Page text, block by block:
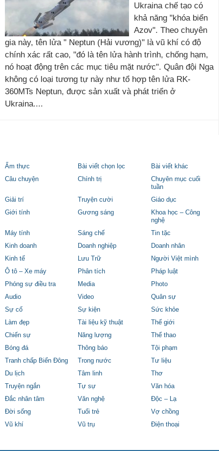
Ukraina chế tạo có
khả năng "khóa biển
Azov". Theo chuyên
gia này, tên lửa " Neptun (Hải vương)" là vũ khí có độ
chính xác rất cao, "đó là tên lửa hành trình, chống hạm,
nó hoạt động trên các mục tiêu mặt nước". Quân đội Nga
không có loại tương tự này như tổ hợp tên lửa RK-
360MTs Neptun, được sản xuất và phát triển ở
Ukraina....
Ẩm thực Bài viết chọn lọc
Bài viết khác
Câu chuyện
Chính trị
Chuyên mục cuối
tuần
Giải trí
Truyện cười
Giáo dục
Giới tính
Gương sáng
Khoa học – Công
nghệ
Máy tính
Sáng chế
Tin tặc
Kinh doanh
Doanh nghiệp
Doanh nhân
Kinh tế
Lưu Trữ
Người Việt mình
Ô tô – Xe máy
Phân tích
Pháp luật
Phóng sự điều tra
Media
Photo
Audio
Video
Quân sự
Sự cố
Sự kiện
Sức khỏe
Làm đẹp
Tài liệu kỹ thuật
Thế giới
Chiến sự
Năng lượng
Thể thao
Bóng đá
Thông báo
Tội phạm
Tranh chấp Biển Đông
Trong nước
Tư liệu
Du lịch
Tâm linh
Thơ
Truyện ngắn
Tự sự
Văn hóa
Đắc nhân tâm
Văn nghệ
Độc – Lạ
Đời sống
Tuổi trẻ
Vợ chồng
Vũ khí
Vũ trụ Điện thoại